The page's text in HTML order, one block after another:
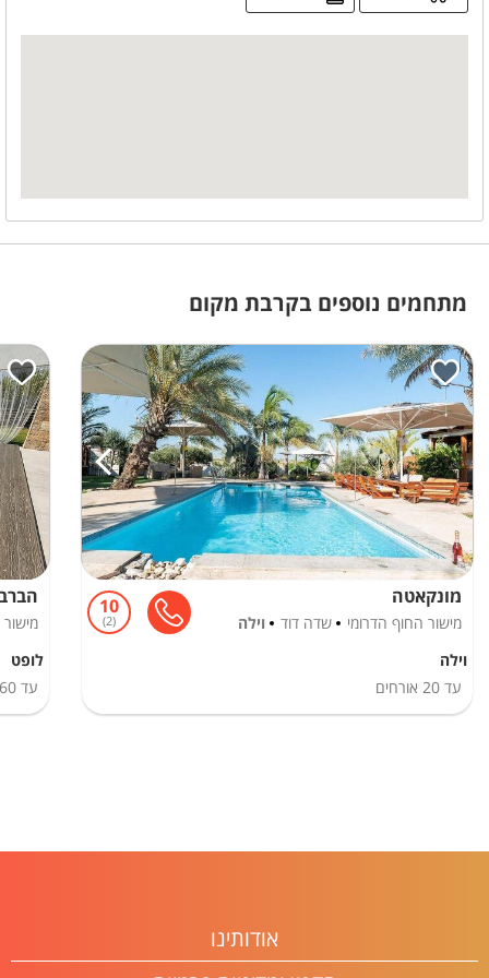
אבזור מטבח
ללא הגבלת רעש
מרחב מוגן
מתחמים נוספים בקרבת מקום
מונקאטה
מישור החוף הדרומי שדה דוד וילה
10
2
וילה
עד 20 אורחים
לופט
עד 60
אודותינו